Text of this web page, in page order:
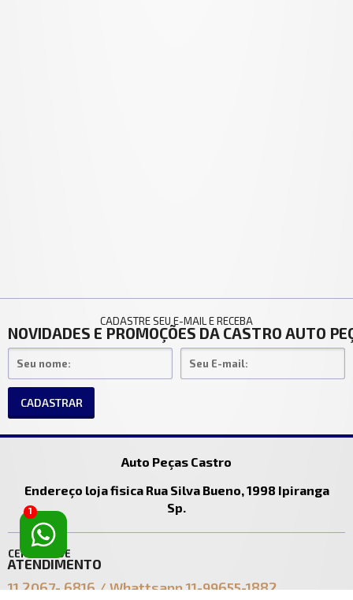
CADASTRE SEU E-MAIL E RECEBA
NOVIDADES E PROMOÇÕES DA CASTRO AUTO
CADASTRAR
Auto Peças Castro
Endereço loja fisica Rua Silva Bueno, 1998 Ipiranga
Sp.
CENTRAL DE
ATENDIMENTO
11 2067- 6816 / Whattsapp 11-99655-1882
1